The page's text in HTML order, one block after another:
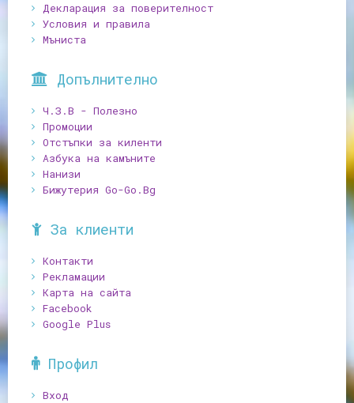
Декларация за поверителност
Условия и правила
Мъниста
Допълнително
Ч.З.В - Полезно
Промоции
Отстъпки за киленти
Азбука на камъните
Нанизи
Бижутерия Go-Go.Bg
За клиенти
Контакти
Рекламации
Карта на сайта
Facebook
Google Plus
Профил
Вход